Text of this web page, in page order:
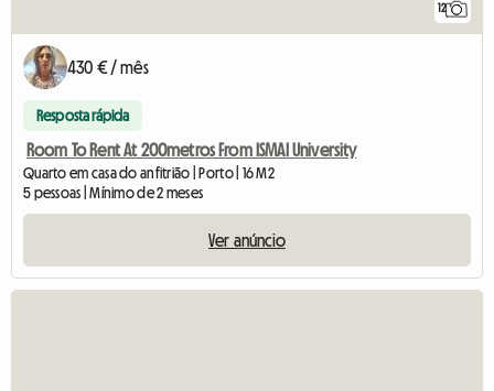
12
430 € / mês
Resposta rápida
Room To Rent At 200metros From ISMAI University
Quarto em casa do anfitrião | Porto | 16 M2
5 pessoas | Mínimo de 2 meses
Ver anúncio